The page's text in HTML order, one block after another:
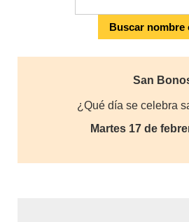
San
¿Qué día se celebra
Martes 17 de